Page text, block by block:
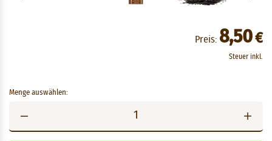
Preis: 8,50€
Steuer inkl.
Menge auswählen: